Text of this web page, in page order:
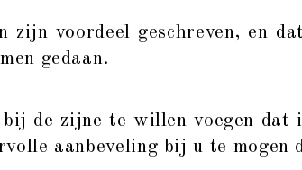
voordeel geschreven, en
gedaan.
de zijne te willen voegen dat
aanbeveling bij u te mogen